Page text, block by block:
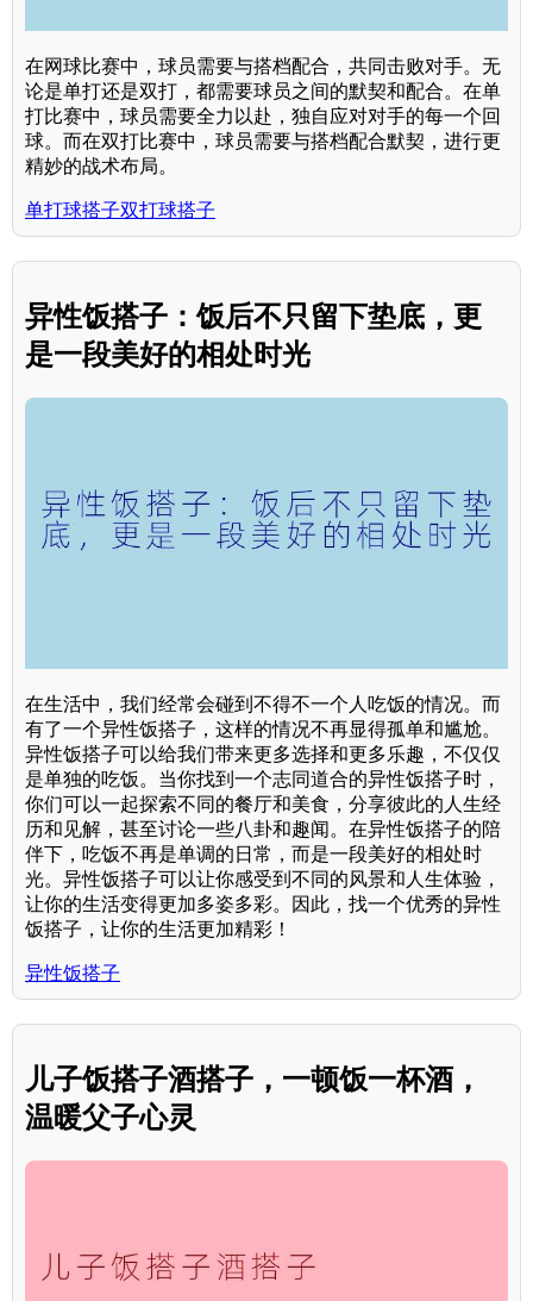
在网球比赛中，球员需要与搭档配合，共同击败对手。无
论是单打还是双打，都需要球员之间的默契和配合。在单
打比赛中，球员需要全力以赴，独自应对对手的每一个回
球。而在双打比赛中，球员需要与搭档配合默契，进行更
精妙的战术布局。
单打球搭子双打球搭子
异性饭搭子：饭后不只留下垫底，更
是一段美好的相处时光
在生活中，我们经常会碰到不得不一个人吃饭的情况。而
有了一个异性饭搭子，这样的情况不再显得孤单和尴尬。
异性饭搭子可以给我们带来更多选择和更多乐趣，不仅仅
是单独的吃饭。当你找到一个志同道合的异性饭搭子时，
你们可以一起探索不同的餐厅和美食，分享彼此的人生经
历和见解，甚至讨论一些八卦和趣闻。在异性饭搭子的陪
伴下，吃饭不再是单调的日常，而是一段美好的相处时
光。异性饭搭子可以让你感受到不同的风景和人生体验，
让你的生活变得更加多姿多彩。因此，找一个优秀的异性
饭搭子，让你的生活更加精彩！
异性饭搭子
儿子饭搭子酒搭子，一顿饭一杯酒，
温暖父子心灵